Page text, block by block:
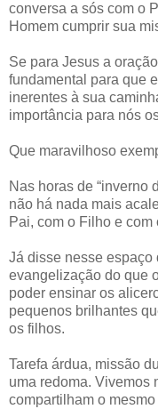
conversa a sós com o
Homem cumprir sua
Se para Jesus a
fundamental para que
inerentes à sua
importância para nós
Que maravilhoso
Nas horas de “inverno
não há nada mais
Pai, com o Filho e com
Já disse nesse espaço
evangelização do que
poder ensinar os
pequenos brilhantes
os filhos.
Tarefa árdua, missão
uma redoma. Vivemos
compartilham o